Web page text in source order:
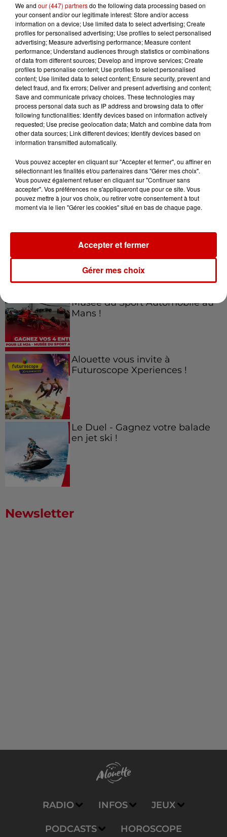
14h03
Invasion de physalies sur des
plages du Sud-Ouest
11h51
À LA UNE : affaire Manon
Relandeau, musée cambriolé et
Amel Bent en...
Jeux Voir plus
Festival du Roi Arthur 2026 !
Musée du Sport Automobile au
Mans !
Alouette vous invite à
Futuroscope Xperiences !
Le Duel - Gagnez votre balade
en jet ski !
Newsletter
RADIO INFOS JEUX
PODCASTS HOROSCOPE
We and our (447) partnersdo the following data processing based on
your consent and/or our legitimate interest: Store and/or access
information on a device; Use limited data to select advertising; Create
profiles for personalised advertising; Use profiles to select personalised
advertising; Measure advertising performance; Measure content
performance; Understand audiences through statistics or combinations
of data from different sources; Develop and improve services; Create
profiles to personalise content; Use profiles to select personalised
content; Use limited data to select content; Ensure security, prevent and
detect fraud, and fix errors; Deliver and present advertising and content;
Save and communicate privacy choices. These technologies may
process personal data such as IP address and browsing data to offer
following functionalities: Identify devices based on information actively
requested; Use precise geolocation data; Match and combine data from
other data sources; Link different devices; Identify devices based on
information transmitted automatically.
Vous pouvez accepter en cliquant sur "Accepter et fermer", ou affiner en
sélectionnant les finalités et/ou partenaires dans "Gérer mes choix".
Vous pouvez également refuser en cliquant sur "Continuer sans
accepter". Vos préférences ne s'appliqueront que pour ce site. Vous
pouvez mettre à jour vos choix, ou retirer votre consentement à tout
moment via le lien "Gérer les cookies" situé en bas de chaque page.
Gérer mes choix
Accepter et fermer